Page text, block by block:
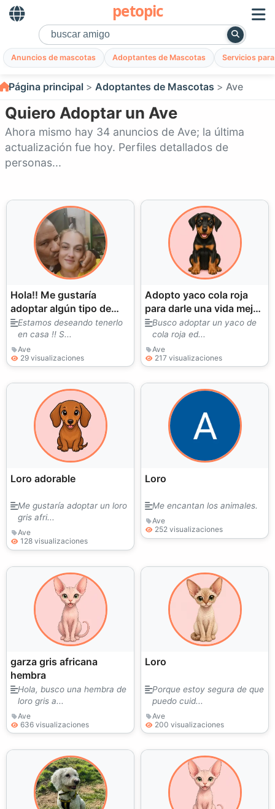
petopic
Anuncios de mascotas Adoptantes de Mascotas Servicios
Página principal Adoptantes de Mascotas Ave
Quiero Adoptar un Ave
Ahora mismo hay 34 anuncios de Ave; la última
actualización fue hoy. Perfiles detallados de
personas...
Hola!! Me gustaría
adoptar algún tipo de
lorito tipo eclectus
Estamos deseando tenerlo
en casa !! S...
Ave
29 visualizaciones
Adopto yaco cola roja
para darle una vida mejor
y atencion al dia dia en
casa
Busco adoptar un yaco de
cola roja ed...
Ave
217 visualizaciones
Loro adorable
Me gustaría adoptar un loro
gris afri...
Ave
128 visualizaciones
Loro
Me encantan los animales.
Ave
252 visualizaciones
garza gris africana
hembra
Hola, busco una hembra de
loro gris a...
Ave
636 visualizaciones
Loro
Porque estoy segura de que
puedo cuid...
Ave
200 visualizaciones